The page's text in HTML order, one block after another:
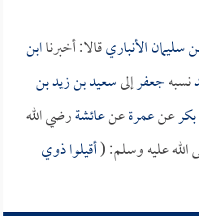
سليمان الأنباريقالا: أخبرناابن
نسبهجعفرإلىسعيد بن زيد بن
عنعمرةعنعائشةرضي الله
الله عليه وسلم: (أقيلوا ذوي